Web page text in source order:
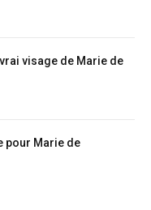
visage de Marie de
pour Marie de